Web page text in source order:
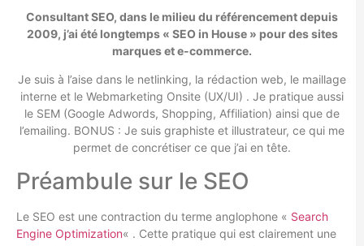
Consultant SEO, dans le milieu du référencement depuis
2009, j’ai été longtemps « SEO in House » pour des sites
marqueset e-commerce.
Je suis à l’aise dans le netlinking, la rédaction web, le maillage
interne et le Webmarketing Onsite (UX/UI) . Je pratique aussi
le SEM (Google Adwords, Shopping, Affiliation) ainsi que de
l’emailing. BONUS : Je suis graphiste et illustrateur, ce qui me
permet de concrétiser ce que j’ai en tête.
Préambule sur le SEO
Le SEO est une contraction du terme anglophone « Search
Engine Optimization« . Cette pratique qui est clairement une